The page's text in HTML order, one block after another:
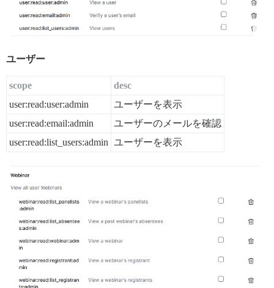
ユーザー
scope
desc
user:read:user:admin
ユーザーを表示
user:read:email:admin
ユーザーのメールを確認
user:read:list_users:admin ユーザーを表示